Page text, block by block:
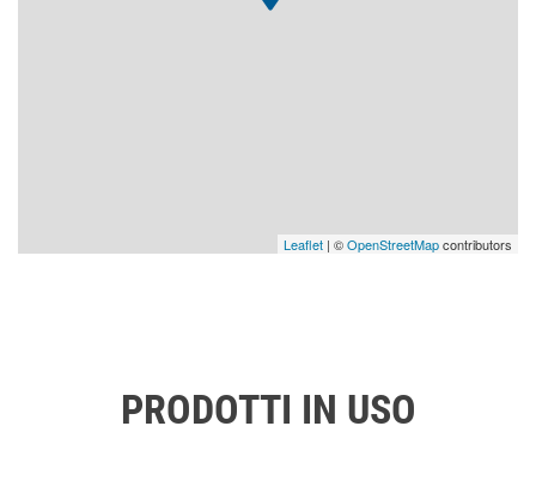
Leaflet | ©OpenStreetMapcontributors
PRODOTTI IN USO